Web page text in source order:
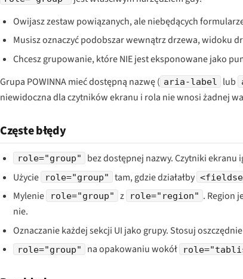
Owijasz zestaw powiązanych, ale niebędących
Musisz oznaczyć podobszar wewnątrz drzewa, widoku
Chcesz grupowanie, które NIE jest eksponowane jako
Grupa POWINNA mieć dostępną nazwę ( aria-label lub
niewidoczna dla czytników ekranu i rola nie wnosi żadnej
Częste błędy
role="group"
bez dostępnej nazwy. Czytniki
Użycie
role="group" tam, gdzie działałby
Mylenie
role="group" z role="region" . Region
nie.
Oznaczanie każdej sekcji UI jako grupy. Stosuj
role="group" na opakowaniu wokół